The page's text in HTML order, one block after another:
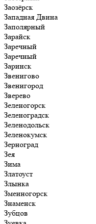
Заозёрск
Западная Двина
Заполярный
Зарайск
Заречный
Заречный
Заринск
Звенигово
Звенигород
Зверево
Зеленогорск
Зеленоградск
Зеленодольск
Зеленокумск
Зерноград
Зея
Зима
Златоуст
Злынка
Змеиногорск
Знаменск
Зубцов